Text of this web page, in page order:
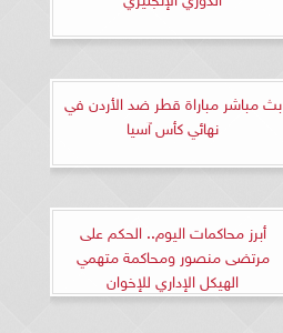
بث مباشر مباراة قطر ضد الأردن في
نهائي كأس آسيا
أبرز محاكمات اليوم.. الحكم على
مرتضى منصور ومحاكمة متهمي
الهيكل الإداري للإخوان